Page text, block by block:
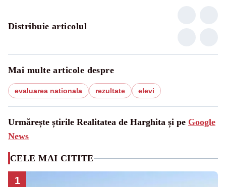
Distribuie articolul
Mai multe articole despre
evaluarea nationala rezultate elevi
Urmărește știrile Realitatea de Harghita și pe Google
News
CELE MAI CITITE
1